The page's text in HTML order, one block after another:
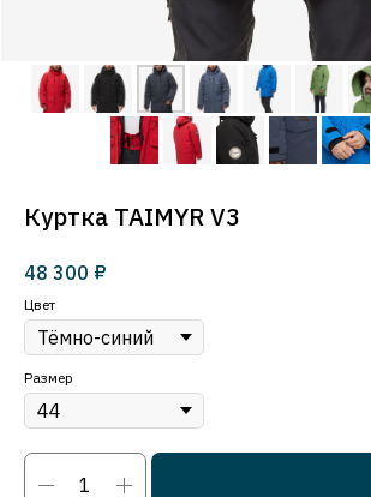
Куртка TAIMYR V3
48 300 ₽
Цвет
Размер